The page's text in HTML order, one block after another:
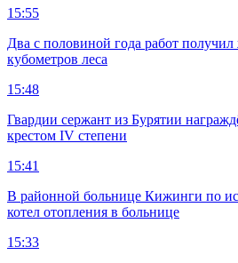
15:55
Два с половиной года работ получил
кубометров леса
15:48
Гвардии сержант из Бурятии
крестом IV степени
15:41
В районной больнице Кижинги по
котел отопления в больнице
15:33